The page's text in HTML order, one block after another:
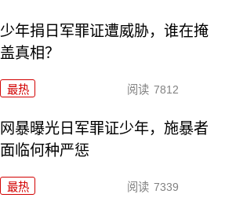
少年捐日军罪证遭威胁，谁在掩
盖真相？
最热 阅读 7812
网暴曝光日军罪证少年，施暴者
面临何种严惩
最热 阅读 7339